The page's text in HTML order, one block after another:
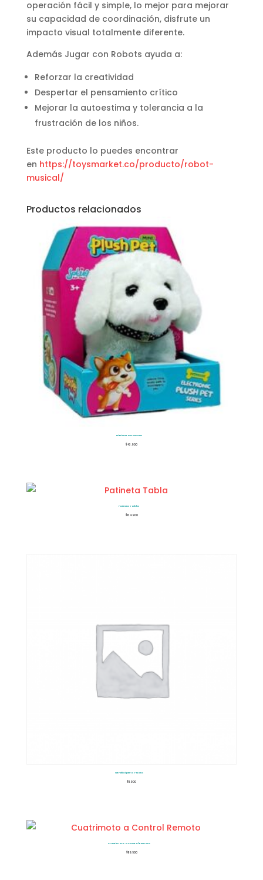
operación fácil y simple, lo mejor para mejorar
su capacidad de coordinación, disfrute un
impacto visual totalmente diferente.
Además Jugar con Robots ayuda a:
Reforzar la creatividad
Despertar el pensamiento crítico
Mejorar la autoestima y tolerancia a la
frustración de los niños.
Este producto lo puedes encontrar
en https://toysmarket.co/producto/robot-
musical/
Productos relacionados
Mi Primera Mascota
$43.900
Patineta Tabla
$134.900
Set Helicóptero Y Moto
$ 11.900
Cuatrimoto a Control Remoto
$119.500